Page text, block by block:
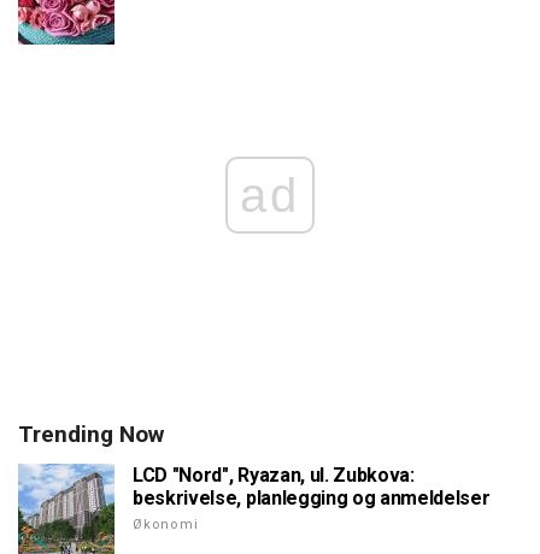
ad
Trending Now
LCD "Nord", Ryazan, ul. Zubkova:
beskrivelse, planlegging og anmeldelser
Økonomi